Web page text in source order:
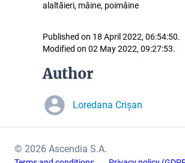
alaltăieri, mâine, poimâine
Published on 18 April 2022, 06:54:50.
Modified on 02 May 2022, 09:27:53.
Author
Loredana Crișan
© 2026 Ascendia S.A.